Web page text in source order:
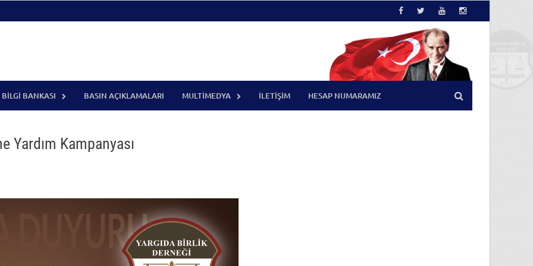
BILGI BANKASI BASIN AÇIKLAMALARI MULTIMEDYA İLETIŞIM HESAP NUMARAMIZ
Yardım Kampanyası